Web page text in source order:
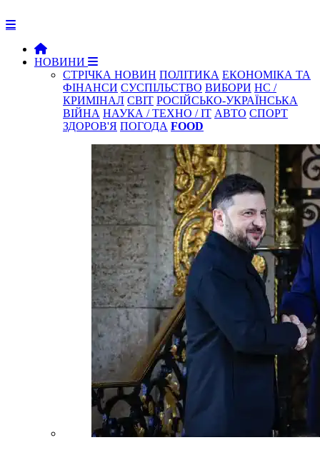
НОВИНИ
СТРІЧКА НОВИН ПОЛІТИКА ЕКОНОМІКА ТА
ФІНАНСИ СУСПІЛЬСТВО ВИБОРИ НС /
КРИМІНАЛ СВІТ РОСІЙСЬКО-УКРАЇНСЬКА
ВІЙНА НАУКА / ТЕХНО / IT АВТО СПОРТ
ЗДОРОВ'Я ПОГОДА FOOD